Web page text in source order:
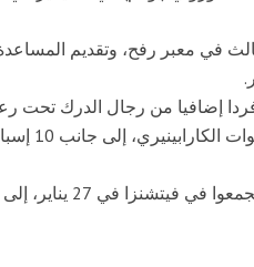
في معبر رفح، وتقديم
وبدورها،